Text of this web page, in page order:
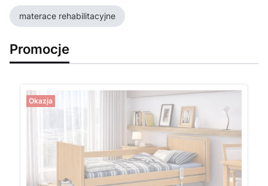
materace rehabilitacyjne
Promocje
Okazja